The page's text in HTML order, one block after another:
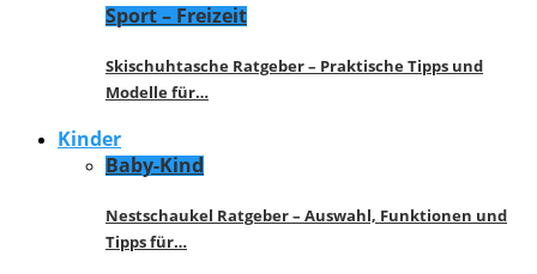
Sport – Freizeit
Skischuhtasche Ratgeber – Praktische Tipps und
Modelle für…
Kinder
Baby-Kind
Nestschaukel Ratgeber – Auswahl, Funktionen und
Tipps für…